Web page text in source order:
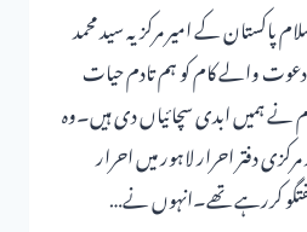
پاکستان کے امیر مرکزیہ سید محمد
والے کام کو ہم تادم حیات
ہمیں ابدی سچائیاں دی ہیں۔وہ
دفتر احرار لاہور میں احرار
کررہے تھے۔انہوں نے…